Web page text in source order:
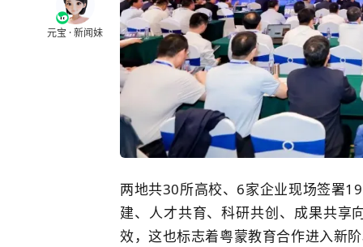
元宝 · 新闻妹
两地共30所高校、6家企业现场签署
建、人才共育、科研共创、成果共享
效，这也标志着粤蒙教育合作进入新